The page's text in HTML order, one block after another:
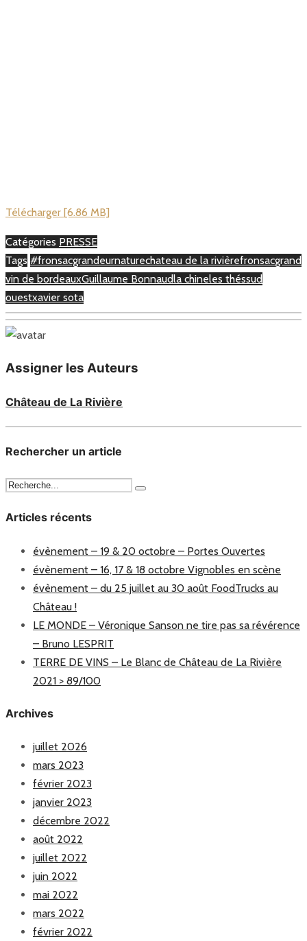
Télécharger [6.86 MB]
Catégories PRESSE
Tags #fronsacgrandeurnaturechateau de la rivièrefronsacgrand
vin de bordeauxGuillaume Bonnaudla chineles théssud
ouestxavier sota
Assigner les Auteurs
Château de La Rivière
Rechercher un article
Articles récents
évènement – 19 & 20 octobre – Portes Ouvertes
évènement – 16, 17 & 18 octobre Vignobles en scène
évènement – du 25 juillet au 30 août FoodTrucks au
Château !
LE MONDE – Véronique Sanson ne tire pas sa révérence
– Bruno LESPRIT
TERRE DE VINS – Le Blanc de Château de La Rivière
2021 > 89/100
Archives
juillet 2026
mars 2023
février 2023
janvier 2023
décembre 2022
août 2022
juillet 2022
juin 2022
mai 2022
mars 2022
février 2022